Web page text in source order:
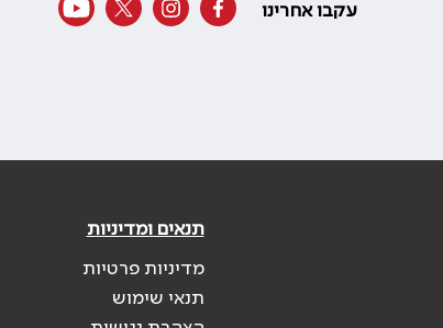
עקבו אחרינו
תנאים ומדיניות
מדיניות פרטיות
תנאי שימוש